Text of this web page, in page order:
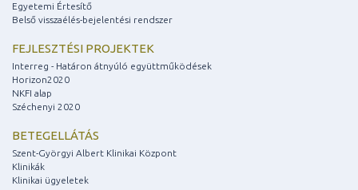
Egyetemi Értesítő
Belső visszaélés-bejelentési rendszer
FEJLESZTÉSI PROJEKTEK
Interreg - Határon átnyúló együttműködések
Horizon2020
NKFI alap
Széchenyi 2020
BETEGELLÁTÁS
Szent-Györgyi Albert Klinikai Központ
Klinikák
Klinikai ügyeletek